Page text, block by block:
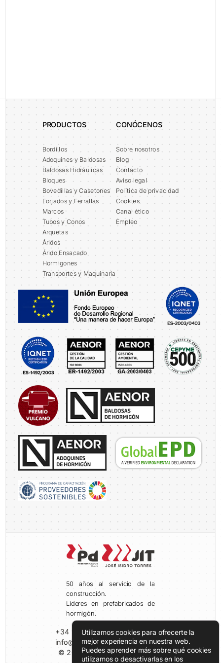
PRODUCTOS
Bordillos
Adoquines y Baldosas
Baldosas Hidráulicas
Bloques
Bovedillas y Casetones
Forjados y Ferrallas
Marcos
Tubos y Conos
Arquetas
Áridos
Árido Ensacado
Hormigones
Transportes y Maquinaria
CONÓCENOS
Sobre nosotros
Blog
Contacto
Aviso legal
Política de privacidad
Cookies
Canal ético
Empleo
50 años al servicio de la
construcción.
Lideres en prefabricados de
hormigón.
+34 980 69 19 38
info@prefabricadosduero.com
© 2026 Prefabricados Duero
Utilizamos cookies para ofrecerte la
mejor experiencia en nuestra web.
Puedes aprender más sobre qué cookies
utilizamos o desactivarlas en los